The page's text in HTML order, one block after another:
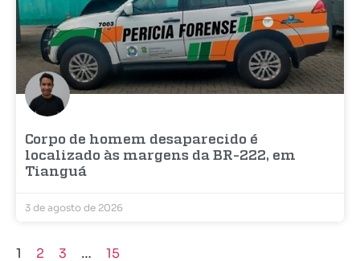
Corpo de homem desaparecido é
localizado às margens da BR-222, em
Tianguá
3 de agosto de 2026
1 2 3 … 15